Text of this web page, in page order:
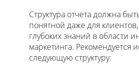
Структура отчета должна
понятной даже для
глубоких знаний в области
маркетинга. Рекомендуется
следующую структуру: